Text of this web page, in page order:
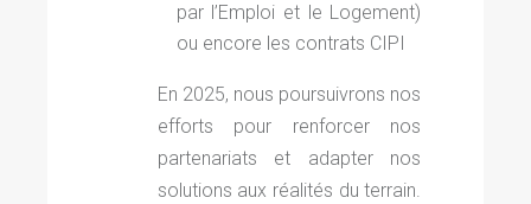
par l’Emploi et le Logement)
ou encore les contrats CIPI
En 2025, nous poursuivrons nos
efforts pour renforcer nos
partenariats et adapter nos
solutions aux réalités du terrain.